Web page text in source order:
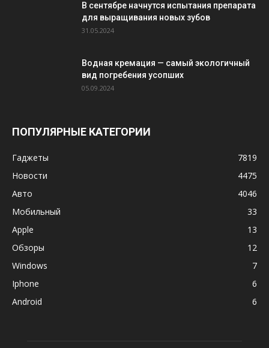
В сентябре начнутся испытания препарата
для выращивания новых зубов
31.05.2024
Водная кремация — самый экологичный
вид погребения усопших
05.09.2024
ПОПУЛЯРНЫЕ КАТЕГОРИИ
Гаджеты
7819
Новости
4475
Авто
4046
Мобильный
33
Apple
13
Обзоры
12
Windows
7
Iphone
6
Android
6